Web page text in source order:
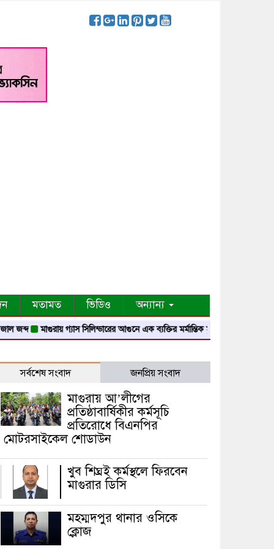
মতামত ভিডিও অন্যান্য
মাগুরায় গ্যাস সিলিন্ডারের আগুনে এক ব্যক্তির মর্মান্তিক মৃত্যু দেশজুড়ে পুলিশের রেড
সর্বশেষ সংবাদ জনপ্রিয় সংবাদ
মাগুরায় আ’লীগের
প্রতিষ্ঠাবার্ষিকীর কর্মসূচি
প্রতিরোধে বিএনপির
মোটরসাইকেল শোডাউন
খুব শিঘ্রই কর্মস্থলে ফিরবেন
মাগুরার ডিসি
মহম্মদপুর থানার ওসিকে
ক্লোজ